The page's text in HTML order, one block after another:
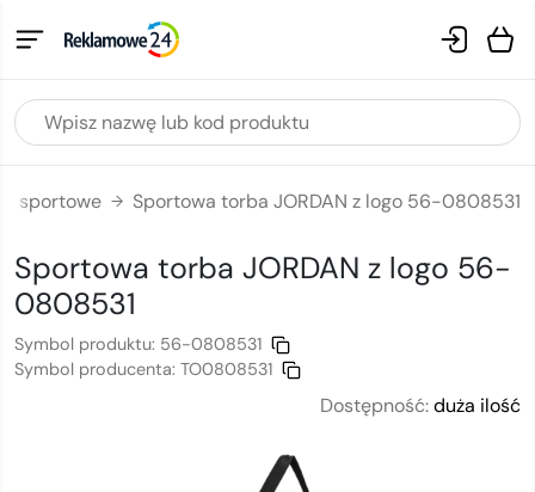
sportowe → Sportowa torba JORDAN z logo 56-0808531
Sportowa torba JORDAN z logo 56-
0808531
Symbol produktu: 56-0808531
Symbol producenta: TO0808531
Dostępność:duża ilość